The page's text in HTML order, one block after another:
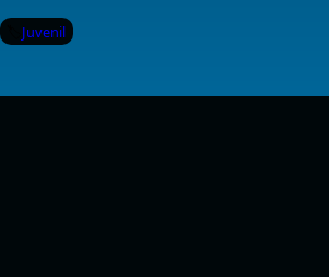
Juvenil